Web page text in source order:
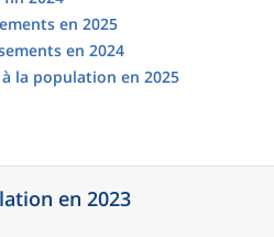
en 2025
en 2024
la population en 2025
en 2023